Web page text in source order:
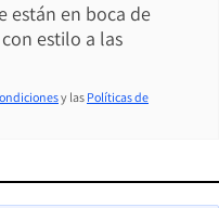
están en boca de
estilo a las
y las Políticas de